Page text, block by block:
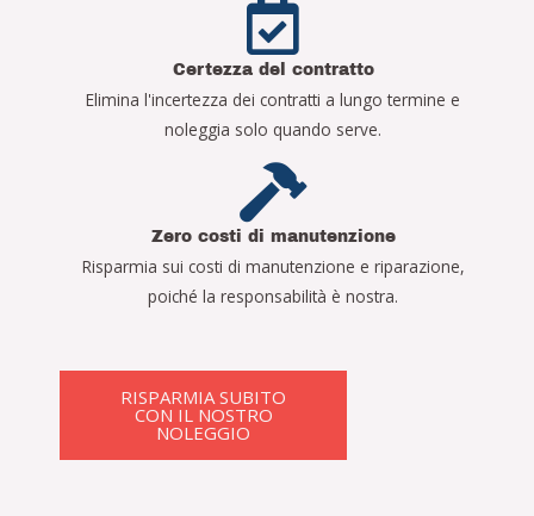
Certezza del contratto
Elimina l'incertezza dei contratti a lungo termine e
noleggia solo quando serve.
Zero costi di manutenzione
Risparmia sui costi di manutenzione e riparazione,
poiché la responsabilità è nostra.
RISPARMIA SUBITO
CON IL NOSTRO
NOLEGGIO